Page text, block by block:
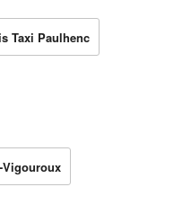
Taxi Paulhenc
Vigouroux